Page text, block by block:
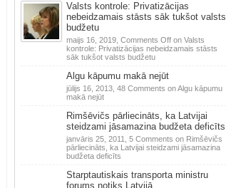
Valsts kontrole: Privatizācijas
nebeidzamais stāsts sāk tukšot valsts
budžetu
maijs 16, 2019, Comments Offon Valsts
kontrole: Privatizācijas nebeidzamais stāsts
sāk tukšot valsts budžetu
Algu kāpumu makā nejūt
jūlijs 16, 2013, 48 Comments on Algu kāpumu
makā nejūt
Rimšēvičs pārliecināts, ka Latvijai
steidzami jāsamazina budžeta deficīts
janvāris 25, 2011, 5 Comments on Rimšēvičs
pārliecināts, ka Latvijai steidzami jāsamazina
budžeta deficīts
Starptautiskais transporta ministru
forums notiks Latvijā